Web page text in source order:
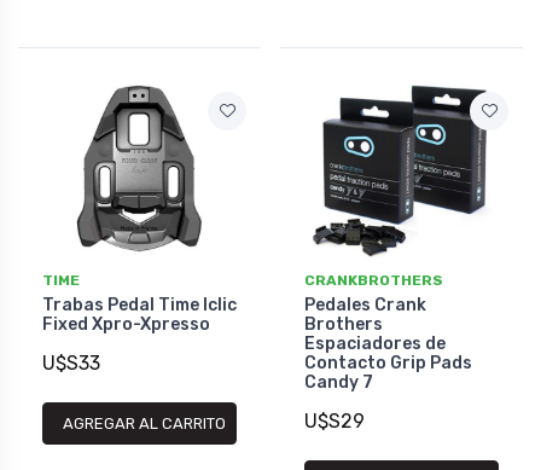
TIME
Trabas Pedal Time Iclic
Fixed Xpro-Xpresso
U$S33
AGREGAR AL CARRITO
CRANKBROTHERS
Pedales Crank
Brothers
Espaciadores de
Contacto Grip Pads
Candy 7
U$S29